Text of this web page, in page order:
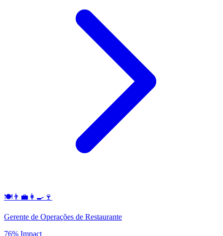
🍽️👨‍💼👩‍🍳🍷
Gerente de Operações de Restaurante
76% Impact